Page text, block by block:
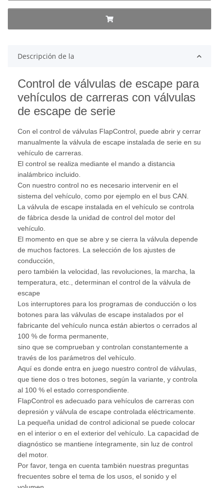
Descripción de la
Control de válvulas de escape para
vehículos de carreras con válvulas
de escape de serie
Con el control de válvulas FlapControl, puede abrir y cerrar
manualmente la válvula de escape instalada de serie en su
vehículo de carreras.
El control se realiza mediante el mando a distancia
inalámbrico incluido.
Con nuestro control no es necesario intervenir en el
sistema del vehículo, como por ejemplo en el bus CAN.
La válvula de escape instalada en el vehículo se controla
de fábrica desde la unidad de control del motor del
vehículo.
El momento en que se abre y se cierra la válvula depende
de muchos factores. La selección de los ajustes de
conducción,
pero también la velocidad, las revoluciones, la marcha, la
temperatura, etc., determinan el control de la válvula de
escape
Los interruptores para los programas de conducción o los
botones para las válvulas de escape instalados por el
fabricante del vehículo nunca están abiertos o cerrados al
100 % de forma permanente,
sino que se comprueban y controlan constantemente a
través de los parámetros del vehículo.
Aquí es donde entra en juego nuestro control de válvulas,
que tiene dos o tres botones, según la variante, y controla
al 100 % el estado correspondiente.
FlapControl es adecuado para vehículos de carreras con
depresión y válvula de escape controlada eléctricamente.
La pequeña unidad de control adicional se puede colocar
en el interior o en el exterior del vehículo. La capacidad de
diagnóstico se mantiene íntegramente, sin luz de control
del motor.
Por favor, tenga en cuenta también nuestras preguntas
frecuentes sobre el tema de los usos, el sonido y el